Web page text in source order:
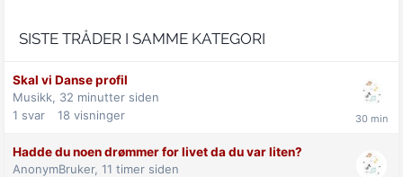
SISTE TRÅDER I SAMME KATEGORI
Skal vi Danse profil
Musikk, 32 minutter siden
1 svar 18 visninger
Hadde du noen drømmer for livet da du var liten?
AnonymBruker, 11 timer siden